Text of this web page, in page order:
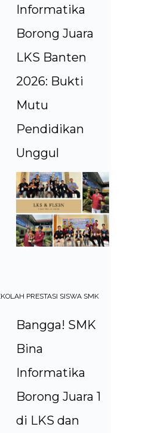
Informatika
Borong Juara
LKS Banten
2026: Bukti
Mutu
Pendidikan
Unggul
PRESTASI SISWA SMK
Bangga! SMK
Bina
Informatika
Borong Juara 1
di LKS dan